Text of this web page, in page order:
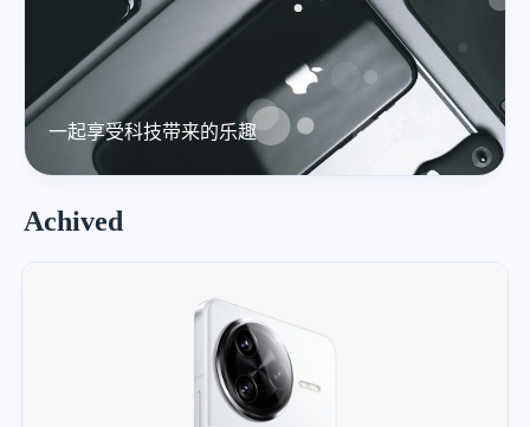
一起享受科技带来的乐趣
Achived